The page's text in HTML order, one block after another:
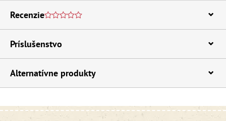
Recenzie
Príslušenstvo
Alternatívne produkty